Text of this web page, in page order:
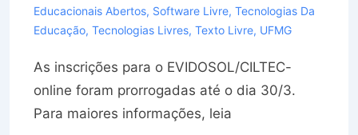
Educacionais Abertos, Software Livre, Tecnologias Da
Educação, Tecnologias Livres, Texto Livre, UFMG
As inscrições para o EVIDOSOL/CILTEC-
online foram prorrogadas até o dia 30/3.
Para maiores informações, leia